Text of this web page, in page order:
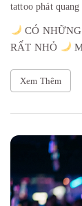
tattoo phát
CÓ
RẤT NHỎ
Xem Thêm